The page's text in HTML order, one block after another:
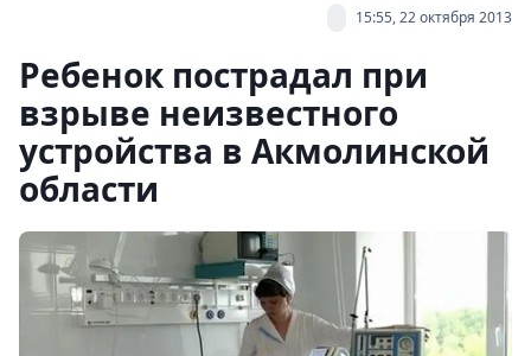
15:55, 22 октября 2013
Ребенок пострадал при
взрыве неизвестного
устройства в Акмолинской
области